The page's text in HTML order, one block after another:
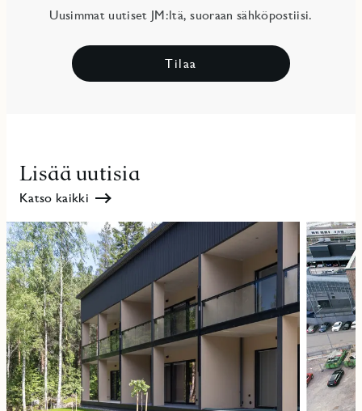
Uusimmat uutiset JM:ltä, suoraan sähköpostiisi.
Tilaa
Lisää uutisia
Katso kaikki